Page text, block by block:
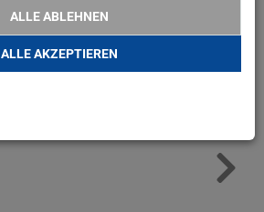
ALLE ABLEHNEN
ALLE AKZEPTIEREN